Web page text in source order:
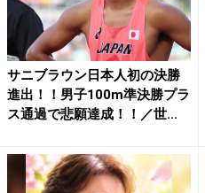
サニブラウン日本人初の決勝
進出！！男子100m準決勝プラ
ス通過で悲願達成！！／世...